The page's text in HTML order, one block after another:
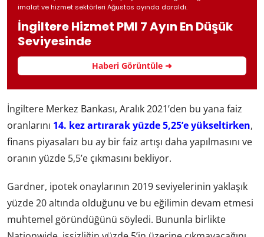
imalat ve hizmet sektörleri Ağustos ayında daraldı.
İngiltere Hizmet PMI 7 Ayın En Düşük
Seviyesinde
Haberi Görüntüle ➜
İngiltere Merkez Bankası, Aralık 2021’den bu yana faiz
oranlarını 14. kez artırarak yüzde 5,25’e yükseltirken,
finans piyasaları bu ay bir faiz artışı daha yapılmasını ve
oranın yüzde 5,5’e çıkmasını bekliyor.
Gardner, ipotek onaylarının 2019 seviyelerinin yaklaşık
yüzde 20 altında olduğunu ve bu eğilimin devam etmesi
muhtemel göründüğünü söyledi. Bununla birlikte